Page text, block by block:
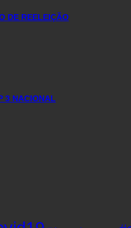
DE REELEIÇÃO
3 NACIONAL